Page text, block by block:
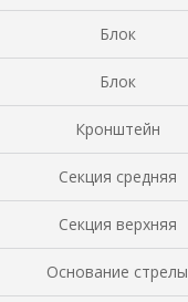
Блок
Блок
Кронштейн
Секция средняя
Секция верхняя
Основание стрелы